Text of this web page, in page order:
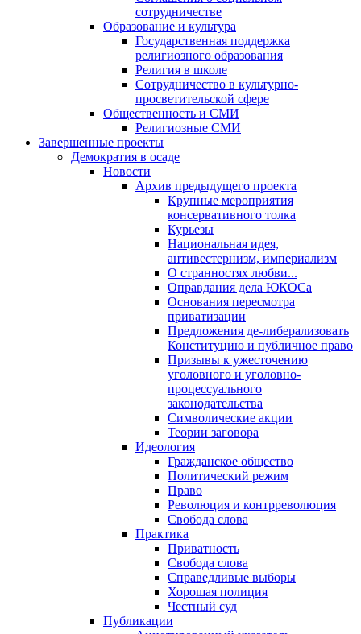
сотрудничестве
Образование и культура
Государственная поддержка
религиозного образования
Религия в школе
Сотрудничество в культурно-
просветительской сфере
Общественность и СМИ
Религиозные СМИ
Завершенные проекты
Демократия в осаде
Новости
Архив предыдущего проекта
Крупные мероприятия
консервативного толка
Курьезы
Национальная идея,
антивестернизм, империализм
О странностях любви...
Оправдания дела ЮКОСа
Основания пересмотра
приватизации
Предложения де-либерализовать
Конституцию и публичное право
Призывы к ужесточению
уголовного и уголовно-
процессуального
законодательства
Символические акции
Теории заговора
Идеология
Гражданское общество
Политический режим
Право
Революция и контрреволюция
Свобода слова
Практика
Приватность
Свобода слова
Справедливые выборы
Хорошая полиция
Честный суд
Публикации